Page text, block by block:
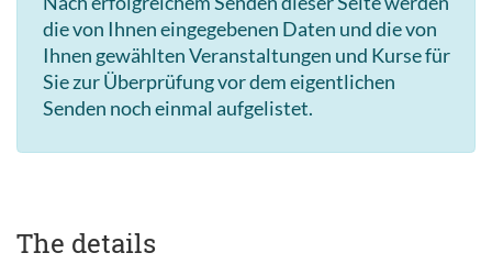
die von Ihnen eingegebenen Daten und die von
Ihnen gewählten Veranstaltungen und Kurse für
Sie zur Überprüfung vor dem eigentlichen
Senden noch einmal aufgelistet.
The details